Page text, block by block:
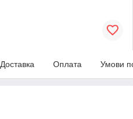
Доставка Оплата Умови